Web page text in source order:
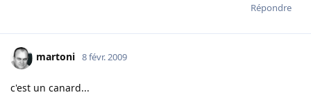
Répondre
martoni 8 févr. 2009
c'est un canard...